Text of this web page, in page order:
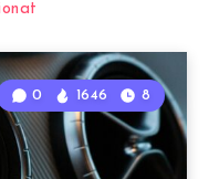
0 1646 8